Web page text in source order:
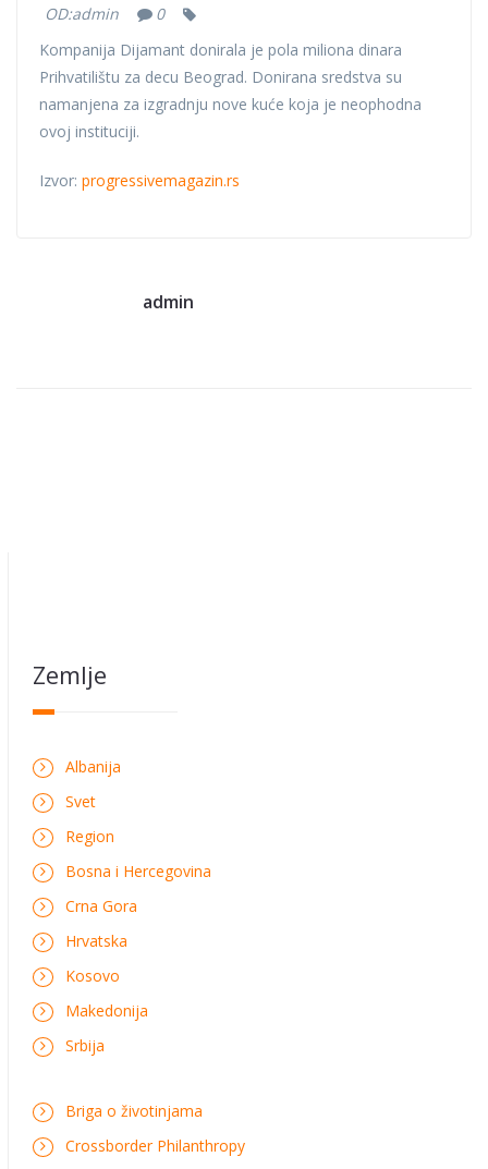
OD:admin
0
Kompanija Dijamant donirala je pola miliona dinara
Prihvatilištu za decu Beograd. Donirana sredstva su
namanjena za izgradnju nove kuće koja je neophodna
ovoj instituciji.
Izvor: progressivemagazin.rs
admin
Zemlje
Albanija
Svet
Region
Bosna i Hercegovina
Crna Gora
Hrvatska
Kosovo
Makedonija
Srbija
Briga o životinjama
Crossborder Philanthropy